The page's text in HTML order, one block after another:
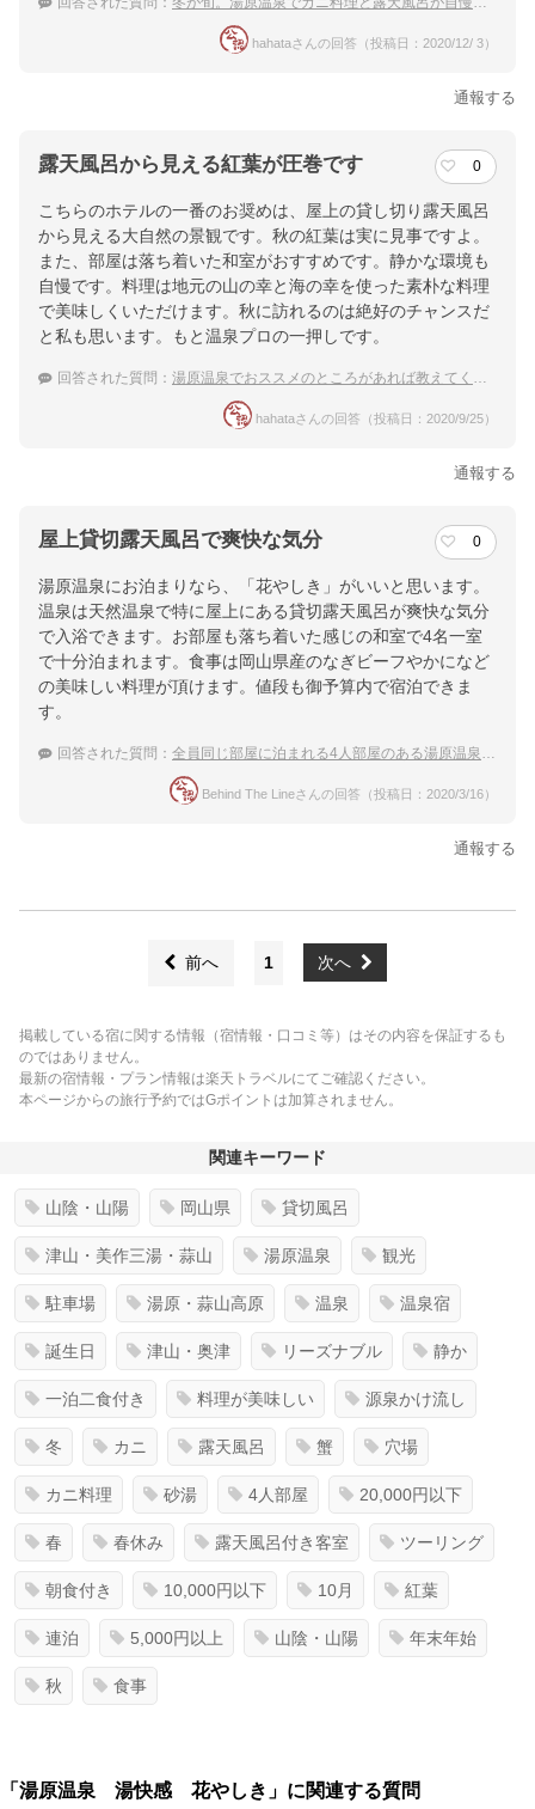
hahataさんの回答（投稿日：2020/12/ 3）
通報する
露天風呂から見える紅葉が圧巻です 0
こちらのホテルの一番のお奨めは、屋上の貸し切り露天風呂
から見える大自然の景観です。秋の紅葉は実に見事ですよ。
また、部屋は落ち着いた和室がおすすめです。静かな環境も
自慢です。料理は地元の山の幸と海の幸を使った素朴な料理
で美味しくいただけます。秋に訪れるのは絶好のチャンスだ
と私も思います。もと温泉プロの一押しです。
回答された質問： 湯原温泉でおススメのところがあれば教えてください。
hahataさんの回答（投稿日：2020/9/25）
通報する
屋上貸切露天風呂で爽快な気分 0
湯原温泉にお泊まりなら、「花やしき」がいいと思います。
温泉は天然温泉で特に屋上にある貸切露天風呂が爽快な気分
で入浴できます。お部屋も落ち着いた感じの和室で4名一室
で十分泊まれます。食事は岡山県産のなぎビーフやかになど
の美味しい料理が頂けます。値段も御予算内で宿泊できま
す。
回答された質問： 全員同じ部屋に泊まれる4人部屋のある湯原温泉の宿を教えてください。学生なので予算は2万円以内です！
Behind The Lineさんの回答（投稿日：2020/3/16）
通報する
前へ 1 次へ
掲載している宿に関する情報（宿情報・口コミ等）はその内容を保証するも
のではありません。
最新の宿情報・プラン情報は楽天トラベルにてご確認ください。
本ページからの旅行予約ではGポイントは加算されません。
関連キーワード
山陰・山陽 岡山県 貸切風呂
津山・美作三湯・蒜山 湯原温泉 観光
駐車場 湯原・蒜山高原 温泉 温泉宿
誕生日 津山・奥津 リーズナブル 静か
一泊二食付き 料理が美味しい 源泉かけ流し
冬 カニ 露天風呂 蟹 穴場
カニ料理 砂湯 4人部屋 20,000円以下
春 春休み 露天風呂付き客室 ツーリング
朝食付き 10,000円以下 10月 紅葉
連泊 5,000円以上 山陰・山陽 年末年始
秋 食事
「湯原温泉 湯快感 花やしき」に関連する質問